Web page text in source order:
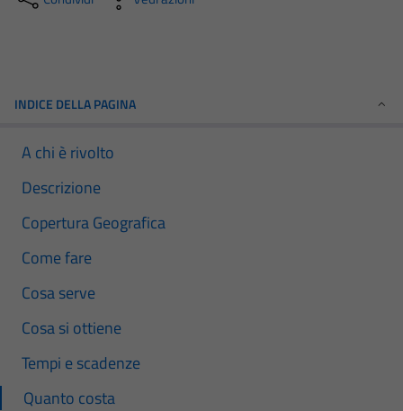
INDICE DELLA PAGINA
A chi è rivolto
Descrizione
Copertura Geografica
Come fare
Cosa serve
Cosa si ottiene
Tempi e scadenze
Quanto costa